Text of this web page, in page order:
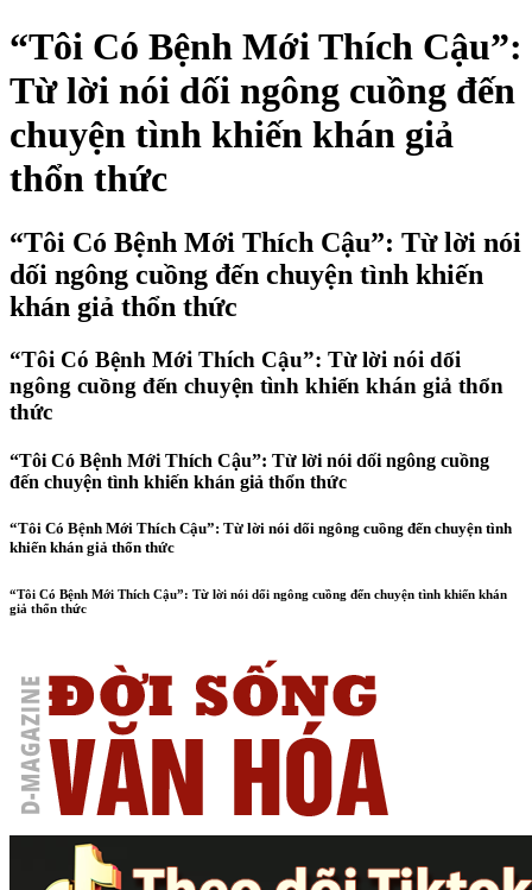
“Tôi Có Bệnh Mới Thích Cậu”:
Từ lời nói dối ngông cuồng đến
chuyện tình khiến khán giả
thổn thức
“Tôi Có Bệnh Mới Thích Cậu”: Từ lời nói
dối ngông cuồng đến chuyện tình khiến
khán giả thổn thức
“Tôi Có Bệnh Mới Thích Cậu”: Từ lời nói dối
ngông cuồng đến chuyện tình khiến khán giả thổn
thức
“Tôi Có Bệnh Mới Thích Cậu”: Từ lời nói dối ngông cuồng
đến chuyện tình khiến khán giả thổn thức
“Tôi Có Bệnh Mới Thích Cậu”: Từ lời nói dối ngông cuồng đến chuyện tình
khiến khán giả thổn thức
“Tôi Có Bệnh Mới Thích Cậu”: Từ lời nói dối ngông cuồng đến chuyện tình khiến khán
giả thổn thức